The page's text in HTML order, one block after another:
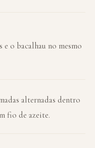
e o bacalhau no mesmo
alternadas dentro
fio de azeite.